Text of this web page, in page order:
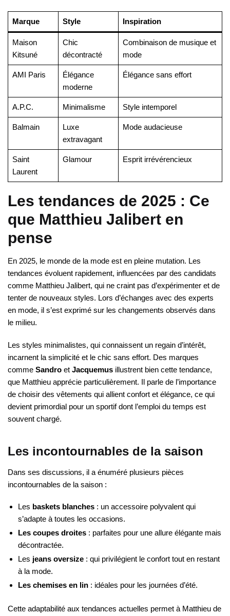
Marque Style Inspiration
Maison
Kitsuné
Chic
décontracté
Combinaison de musique et
mode
AMI Paris
Élégance
moderne
Élégance sans effort
A.P.C. Minimalisme Style intemporel
Balmain
Luxe
extravagant
Mode audacieuse
Saint
Laurent
Glamour Esprit irrévérencieux
Les tendances de 2025 : Ce
que Matthieu Jalibert en
pense
En 2025, le monde de la mode est en pleine mutation. Les
tendances évoluent rapidement, influencées par des candidats
comme Matthieu Jalibert, qui ne craint pas d’expérimenter et de
tenter de nouveaux styles. Lors d’échanges avec des experts
en mode, il s’est exprimé sur les changements observés dans
le milieu.
Les styles minimalistes, qui connaissent un regain d’intérêt,
incarnent la simplicité et le chic sans effort. Des marques
comme Sandro et Jacquemus illustrent bien cette tendance,
que Matthieu apprécie particulièrement. Il parle de l’importance
de choisir des vêtements qui allient confort et élégance, ce qui
devient primordial pour un sportif dont l’emploi du temps est
souvent chargé.
Les incontournables de la saison
Dans ses discussions, il a énuméré plusieurs pièces
incontournables de la saison :
Les baskets blanches : un accessoire polyvalent qui
s’adapte à toutes les occasions.
Les coupes droites : parfaites pour une allure élégante mais
décontractée.
Les jeans oversize : qui privilégient le confort tout en restant
à la mode.
Les chemises en lin : idéales pour les journées d’été.
Cette adaptabilité aux tendances actuelles permet à Matthieu de